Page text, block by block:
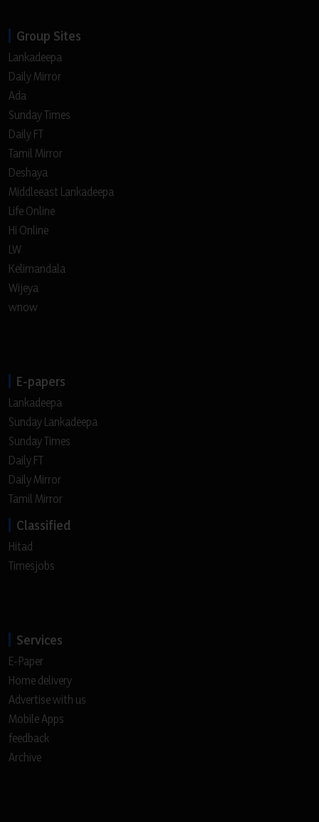
Group Sites
Lankadeepa
Daily Mirror
Ada
Sunday Times
Daily FT
Tamil Mirror
Deshaya
Middleeast Lankadeepa
Life Online
Hi Online
LW
Kelimandala
Wijeya
wnow
E-papers
Lankadeepa
Sunday Lankadeepa
Sunday Times
Daily FT
Daily Mirror
Tamil Mirror
Classified
Hitad
Timesjobs
Services
E-Paper
Home delivery
Advertise with us
Mobile Apps
feedback
Archive